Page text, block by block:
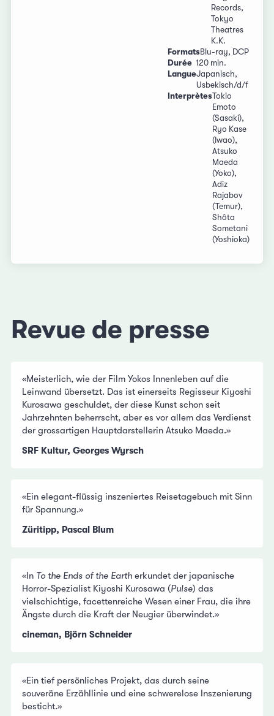
Records,
Tokyo
Theatres
K.K.
FormatsBlu-ray, DCP
Durée 120 min.
LangueJapanisch,
Usbekisch/d/f
InterprètesTokio
Emoto
(Sasaki),
Ryo Kase
(Iwao),
Atsuko
Maeda
(Yoko),
Adiz
Rajabov
(Temur),
Shôta
Sometani
(Yoshioka)
Revue de presse
«Meisterlich, wie der Film Yokos Innenleben auf die
Leinwand übersetzt. Das ist einerseits Regisseur Kiyoshi
Kurosawa geschuldet, der diese Kunst schon seit
Jahrzehnten beherrscht, aber es vor allem das Verdienst
der grossartigen Hauptdarstellerin Atsuko Maeda.»
SRF Kultur, Georges Wyrsch
«Ein elegant-flüssig inszeniertes Reisetagebuch mit Sinn
für Spannung.»
Züritipp, Pascal Blum
«In To the Ends of the Earth erkundet der japanische
Horror-Spezialist Kiyoshi Kurosawa (Pulse) das
vielschichtige, facettenreiche Wesen einer Frau, die ihre
Ängste durch die Kraft der Neugier überwindet.»
cineman, Björn Schneider
«Ein tief persönliches Projekt, das durch seine
souveräne Erzähllinie und eine schwerelose Inszenierung
besticht.»